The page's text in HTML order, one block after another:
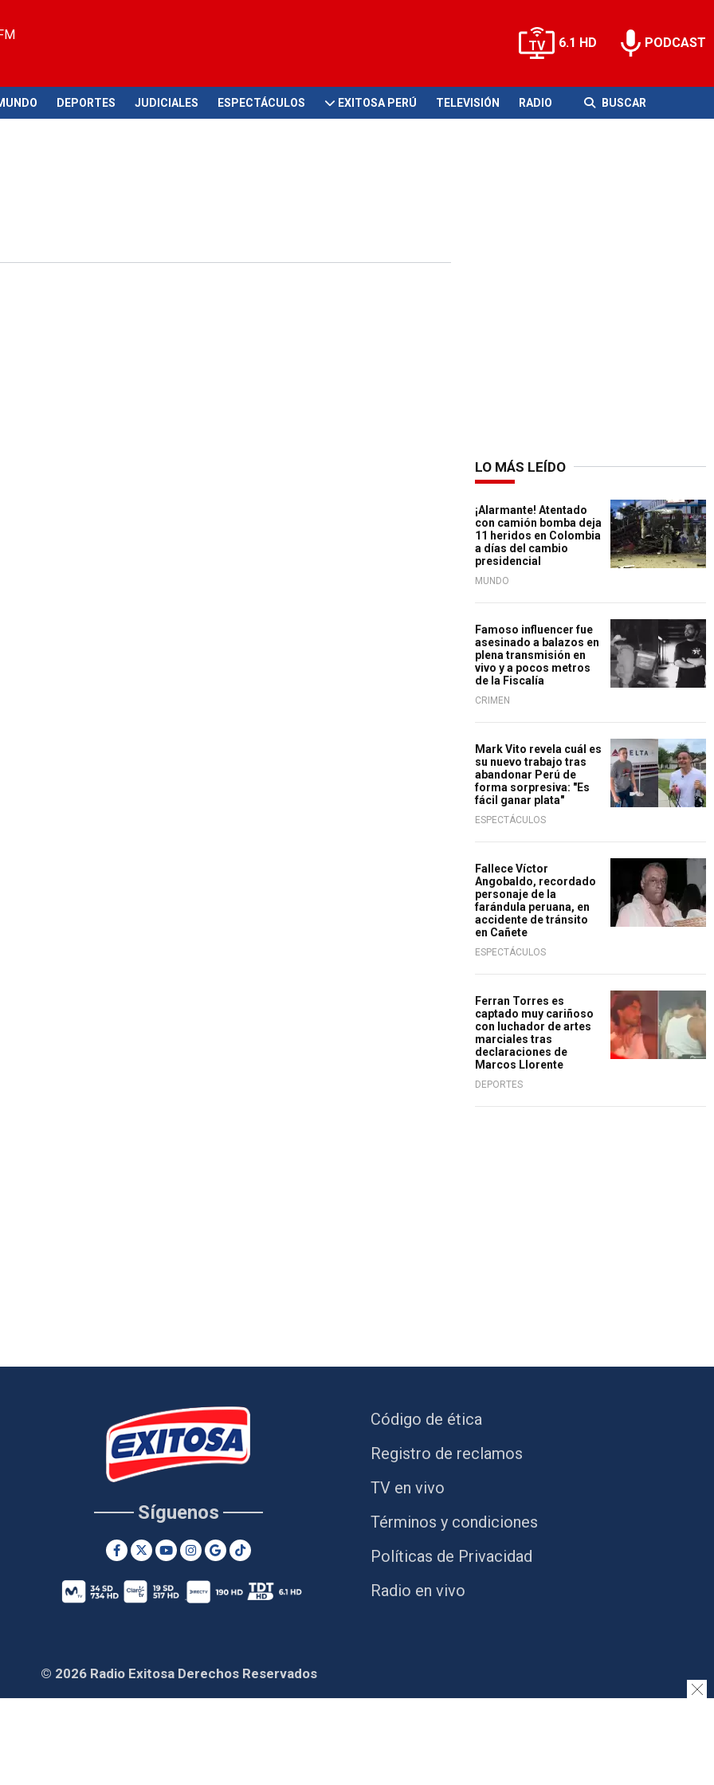
6.1 HD PODCAST
DEPORTES JUDICIALES ESPECTÁCULOS EXITOSA PERÚ TELEVISIÓN RADIO BUSCAR
LO MÁS LEÍDO
¡Alarmante! Atentado
con camión bomba deja
11 heridos en Colombia
a días del cambio
presidencial
MUNDO
Famoso influencer fue
asesinado a balazos en
plena transmisión en
vivo y a pocos metros
de la Fiscalía
CRIMEN
Mark Vito revela cuál es
su nuevo trabajo tras
abandonar Perú de
forma sorpresiva: "Es
fácil ganar plata"
ESPECTÁCULOS
Fallece Víctor
Angobaldo, recordado
personaje de la
farándula peruana, en
accidente de tránsito
en Cañete
ESPECTÁCULOS
Ferran Torres es
captado muy cariñoso
con luchador de artes
marciales tras
declaraciones de
Marcos Llorente
DEPORTES
Síguenos
Código de ética
Registro de reclamos
TV en vivo
Términos y condiciones
Políticas de Privacidad
Radio en vivo
© 2026 Radio Exitosa Derechos Reservados